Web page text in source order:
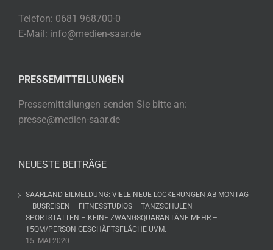
Telefon: 0681 968700-0
E-Mail: info@medien-saar.de
PRESSEMITTEILUNGEN
Pressemitteilungen senden Sie bitte an:
presse@medien-saar.de
NEUESTE BEITRÄGE
SAARLAND EILMELDUNG: VIELE NEUE LOCKERUNGEN AB MONTAG
– BUSREISEN – FITNESSTUDIOS – TANZSCHULEN –
SPORTSTÄTTEN – KEINE ZWANGSQUARANTÄNE MEHR –
15QM/PERSON GESCHÄFTSFLÄCHE UVM.
15. MAI 2020